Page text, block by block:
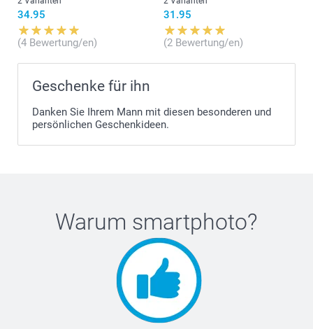
34.95
(4 Bewertung/en)
31.95
(2 Bewertung/en)
Geschenke für ihn
Danken Sie Ihrem Mann mit diesen besonderen und
persönlichen Geschenkideen.
Warum smartphoto?